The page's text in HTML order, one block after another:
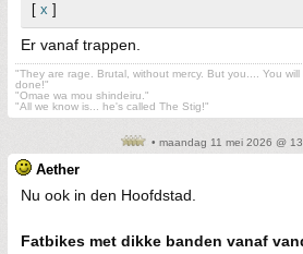
[ x ]
Er vanaf trappen.
"They are rage. Brutal, without mercy. But you.... You
done!"
"Omae wa mou shindeiru."
"All we know is... he's called The Stig!"
• maandag 11 mei 2026 @
Aether
Nu ook in den Hoofdstad.
Fatbikes met dikke banden vanaf